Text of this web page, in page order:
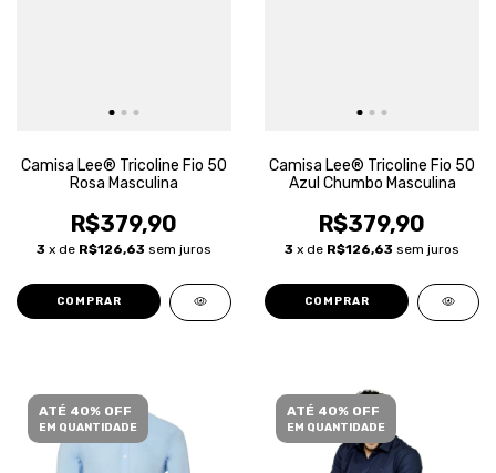
Camisa Lee® Tricoline Fio 50
Rosa Masculina
R$379,90
3 x de R$126,63 sem juros
COMPRAR
Camisa Lee® Tricoline Fio 50
Azul Chumbo Masculina
R$379,90
3 x de R$126,63 sem juros
COMPRAR
ATÉ 40% OFF
EM QUANTIDADE
ATÉ 40% OFF
EM QUANTIDADE